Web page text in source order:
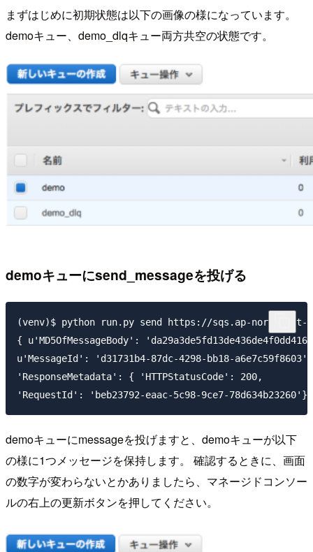
まずはじめに初期状態は以下の画像の様になっています。
demoキュー、demo_dlqキュー両方共空の状態です。
demoキューにsend_messageを投げる
(venv)$ python run.py send https://sqs.ap-northeast-
{ u'MD5OfMessageBody':
u'MessageId': 'd31731b4-87dc-4298-bb18-a6e7c59f8603',
'ResponseMetadata': { 'HTTPStatusCode': 200,
demoキューにmessageを投げますと、demoキューが以下
の様に1つメッセージを保持します。 確認するときに、画面
の数字が変わらないとかありましたら、マネージドコンソー
ルの右上の更新ボタンを押してください。